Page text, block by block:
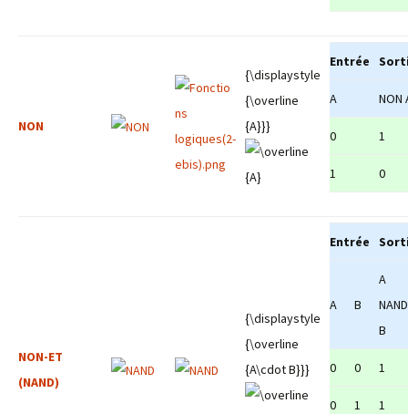
NON
{\displaystyle
{\overline
{A}}}
Entrée
A NON
0 1
1 0
NON-ET
(NAND)
{\displaystyle
{\overline
{A\cdot B}}}
Entrée
A B
A
NAND
B
0 0 1
0 1 1